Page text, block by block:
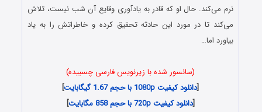
نرم می‌کند. حال او که قادر به یادآوری وقایع آن شب نیست، تلاش
می‌کند تا در مورد این حادثه تحقیق کرده و خاطراتش را به یاد
بیاورد اما…
(سانسور شده با زیرنویس فارسی چسبیده)
[دانلود کیفیت 1080p با حجم 1.67 گیگابایت
]
[دانلود کیفیت 720p با حجم 858 مگابایت
]